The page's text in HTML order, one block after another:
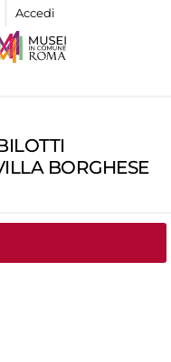
Accedi
BORGHESE